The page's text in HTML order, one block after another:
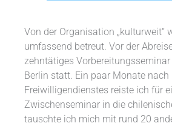
Von der Organisation „kulturweit“
umfassend betreut. Vor der
zehntätiges
Berlin statt. Ein paar Monate
Freiwilligendienstes reiste ich für
Zwischenseminar in die
tauschte ich mich mit rund 20